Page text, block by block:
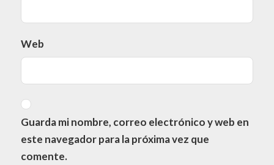
Web
Guarda mi nombre, correo electrónico y web en
este navegador para la próxima vez que
comente.